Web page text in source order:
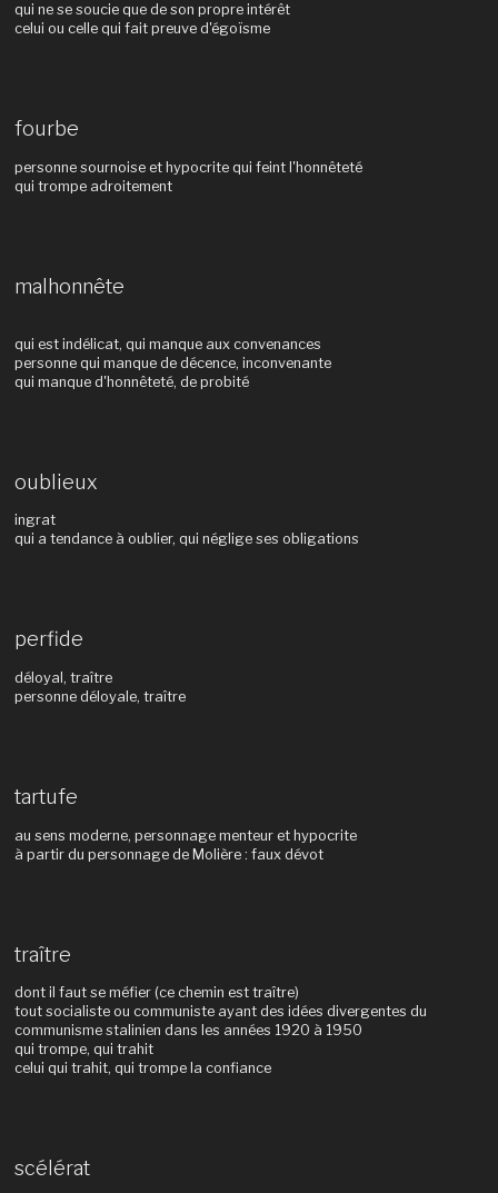
qui ne se soucie que de son propre intérêt
celui ou celle qui fait preuve d'égoïsme
fourbe
personne sournoise et hypocrite qui feint l'honnêteté
qui trompe adroitement
malhonnête
qui est indélicat, qui manque aux convenances
personne qui manque de décence, inconvenante
qui manque d'honnêteté, de probité
oublieux
ingrat
qui a tendance à oublier, qui néglige ses obligations
perfide
déloyal, traître
personne déloyale, traître
tartufe
au sens moderne, personnage menteur et hypocrite
à partir du personnage de Molière : faux dévot
traître
dont il faut se méfier (ce chemin est traître)
tout socialiste ou communiste ayant des idées divergentes du
communisme stalinien dans les années 1920 à 1950
qui trompe, qui trahit
celui qui trahit, qui trompe la confiance
scélérat